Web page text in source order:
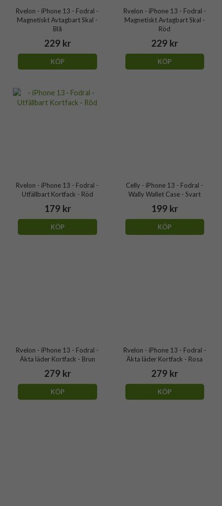
Rvelon - iPhone 13 - Fodral -
Magnetiskt Avtagbart Skal -
Blå
229 kr
KÖP
Rvelon - iPhone 13 - Fodral -
Magnetiskt Avtagbart Skal -
Röd
229 kr
KÖP
Rvelon - iPhone 13 - Fodral -
Utfällbart Kortfack - Röd
179 kr
KÖP
Celly - iPhone 13 - Fodral -
Wally Wallet Case - Svart
199 kr
KÖP
Rvelon - iPhone 13 - Fodral -
Äkta läder Kortfack - Brun
279 kr
KÖP
Rvelon - iPhone 13 - Fodral -
Äkta läder Kortfack - Rosa
279 kr
KÖP